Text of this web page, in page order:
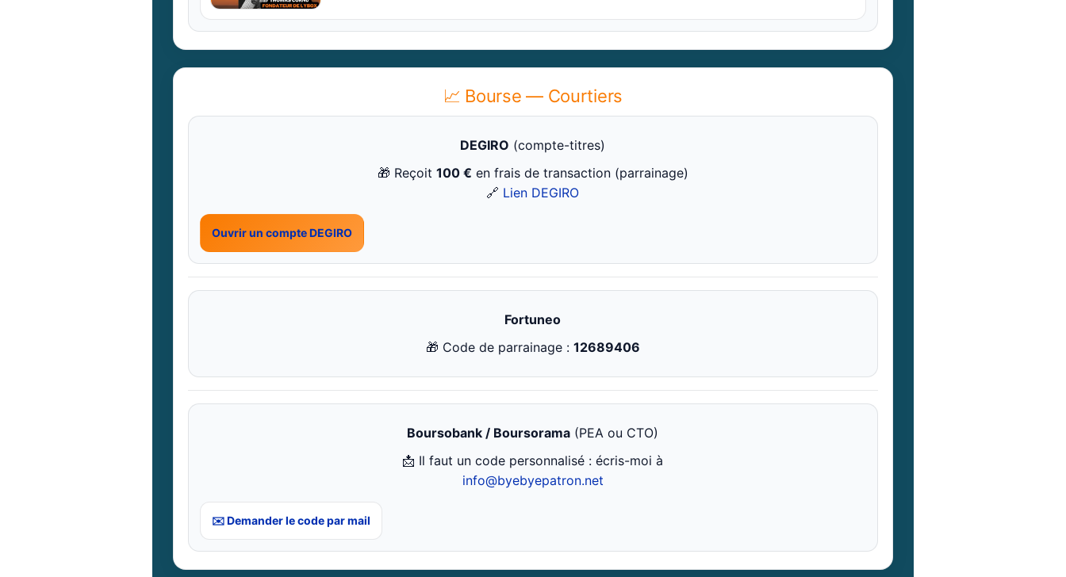
📈 Bourse — Courtiers
DEGIRO (compte-titres)
🎁 Reçoit 100 € en frais de transaction (parrainage)
🔗 Lien DEGIRO
Ouvrir un compte DEGIRO
Fortuneo
🎁 Code de parrainage : 12689406
Boursobank / Boursorama (PEA ou CTO)
📩 Il faut un code personnalisé : écris-moi à
info@byebyepatron.net
✉️ Demander le code par mail